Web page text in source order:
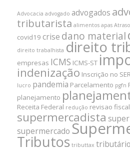
Advocacia advogado advogados
tributarista alimentos apas Atraso
covid19 crise dano material
direito trabalhista direito
empresas ICMS ICMS-ST
indenização Inscrição no
lucro pandemia Parcelamento pgfn
planejamento
Receita Federal redução revisao fiscal
supermercadista
supermercado
Tributos tributtax tributário